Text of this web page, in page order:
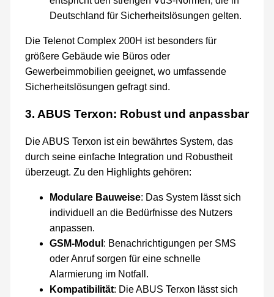
Deutschland für Sicherheitslösungen gelten.
Die Telenot Complex 200H ist besonders für
größere Gebäude wie Büros oder
Gewerbeimmobilien geeignet, wo umfassende
Sicherheitslösungen gefragt sind.
3. ABUS Terxon: Robust und anpassbar
Die ABUS Terxon ist ein bewährtes System, das
durch seine einfache Integration und Robustheit
überzeugt. Zu den Highlights gehören:
Modulare Bauweise: Das System lässt sich
individuell an die Bedürfnisse des Nutzers
anpassen.
GSM-Modul : Benachrichtigungen per SMS
oder Anruf sorgen für eine schnelle
Alarmierung im Notfall.
Kompatibilität: Die ABUS Terxon lässt sich